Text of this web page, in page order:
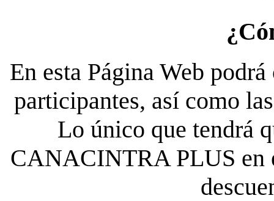
En esta Página Web
participantes, así como
Lo único que tendrá
CANACINTRA PLUS en